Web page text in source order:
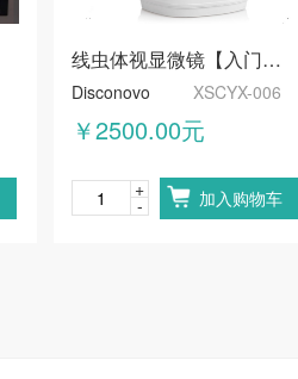
线虫体视显微镜【入门型】
Disconovo XSCYX-006
￥2500.00元
-
+ 加入购物车